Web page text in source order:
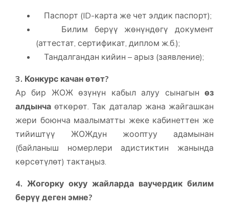
Паспорт (ID-карта же чет элдик паспорт);
Билим берүү жөнүндөгү документ
(аттестат, сертификат, диплом ж.б.);
Тандалгандан кийин – арыз (заявление);
3. Конкурс качан өтөт?
Ар бир ЖОЖ өзүнүн кабыл алуу сынагын өз
алдынча өткөрөт. Так даталар жана жайгашкан
жери боюнча маалыматты жеке кабинеттен же
тийиштүү ЖОЖдун жооптуу адамынан
(байланыш номерлери адистиктин жанында
көрсөтүлөт) тактаңыз.
4. Жогорку окуу жайларда ваучердик билим
берүү деген эмне?